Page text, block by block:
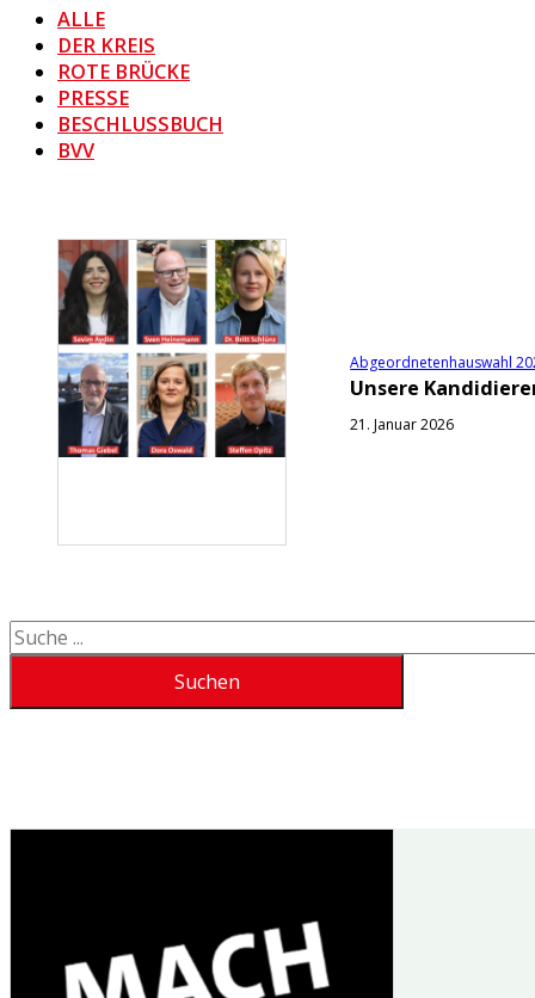
ALLE
DER KREIS
ROTE BRÜCKE
PRESSE
BESCHLUSSBUCH
BVV
Abgeordnetenhauswahl
Unsere
21. Januar 2026
Suchen
Suchen